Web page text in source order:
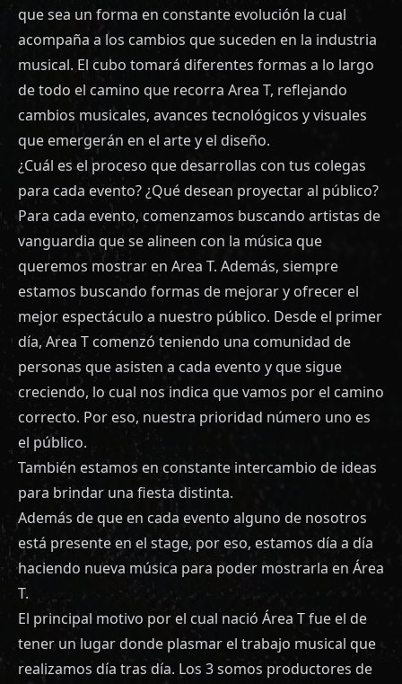
que sea un forma en constante evolución la cual
acompaña a los cambios que suceden en la industria
musical. El cubo tomará diferentes formas a lo largo
de todo el camino que recorra Area T, reflejando
cambios musicales, avances tecnológicos y visuales
que emergerán en el arte y el diseño.
¿Cuál es el proceso que desarrollas con tus colegas
para cada evento? ¿Qué desean proyectar al público?
Para cada evento, comenzamos buscando artistas de
vanguardia que se alineen con la música que
queremos mostrar en Area T. Además, siempre
estamos buscando formas de mejorar y ofrecer el
mejor espectáculo a nuestro público. Desde el primer
día, Area T comenzó teniendo una comunidad de
personas que asisten a cada evento y que sigue
creciendo, lo cual nos indica que vamos por el camino
correcto. Por eso, nuestra prioridad número uno es
el público.
También estamos en constante intercambio de ideas
para brindar una fiesta distinta.
Además de que en cada evento alguno de nosotros
está presente en el stage, por eso, estamos día a día
haciendo nueva música para poder mostrarla en Área
T.
El principal motivo por el cual nació Área T fue el de
tener un lugar donde plasmar el trabajo musical que
realizamos día tras día. Los 3 somos productores de